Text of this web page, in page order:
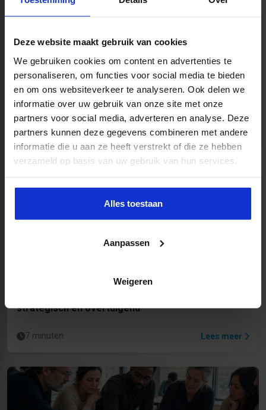
Deze website maakt gebruik van cookies
We gebruiken cookies om content en advertenties te
personaliseren, om functies voor social media te bieden
en om ons websiteverkeer te analyseren. Ook delen we
informatie over uw gebruik van onze site met onze
partners voor social media, adverteren en analyse. Deze
partners kunnen deze gegevens combineren met andere
informatie die u aan ze heeft verstrekt of die ze hebben
verzameld op basis van uw gebruik van hun services.
Alles toestaan
Aanpassen
Weigeren
Competentiegericht opleiden: betekenis,
voordelen en aandachtspunten
7 minuten Lees meer
strategisch en overtuigend
7 minuten Lees meer